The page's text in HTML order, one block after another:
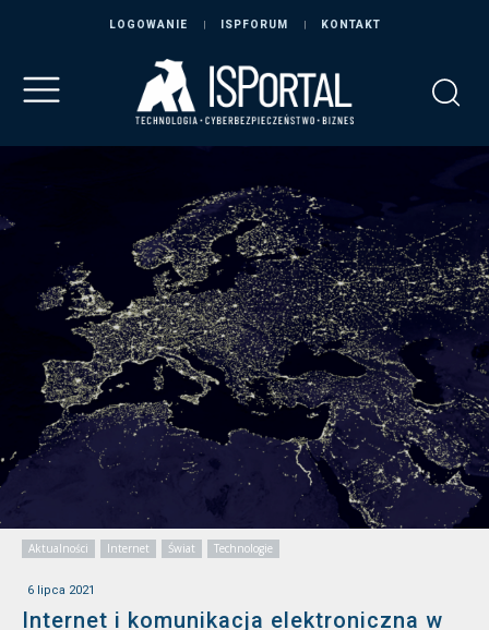
LOGOWANIE ISPFORUM KONTAKT
Aktualności Internet Świat Technologie
6 lipca 2021
Internet i komunikacja elektroniczna w